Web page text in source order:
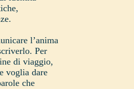
l’anima
Per
di viaggio,
voglia dare
che